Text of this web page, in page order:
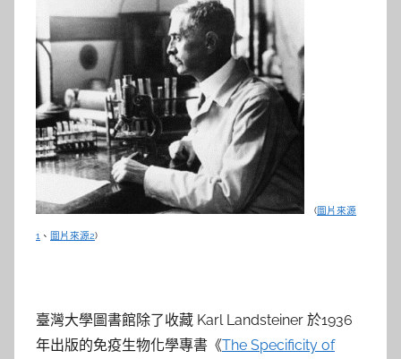
(圖片來源
1 、 圖片來源2)
臺灣大學圖書館除了收藏 Karl Landsteiner 於1936
年出版的免疫生物化學專書《The Specificity of